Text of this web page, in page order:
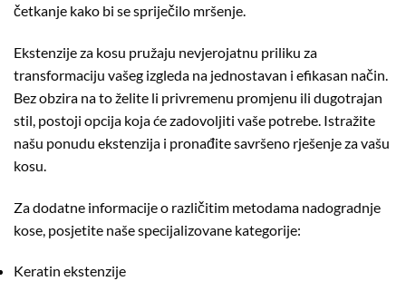
četkanje kako bi se spriječilo mršenje.
Ekstenzije za kosu pružaju nevjerojatnu priliku za
transformaciju vašeg izgleda na jednostavan i efikasan način.
Bez obzira na to želite li privremenu promjenu ili dugotrajan
stil, postoji opcija koja će zadovoljiti vaše potrebe. Istražite
našu ponudu ekstenzija i pronađite savršeno rješenje za vašu
kosu.
Za dodatne informacije o različitim metodama nadogradnje
kose, posjetite naše specijalizovane kategorije:
Keratin ekstenzije